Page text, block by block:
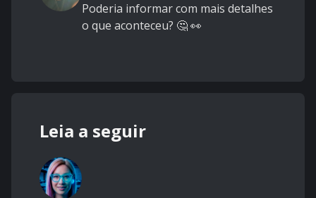
Poderia informar com mais detalhes
o que aconteceu? 🤔 👀
Leia a seguir